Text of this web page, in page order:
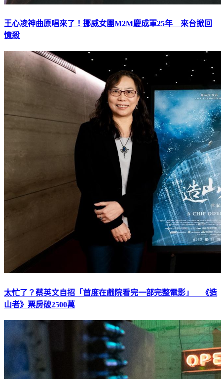
王心凌神曲原唱來了！挪威女團M2M慶成軍25年 來台掀回
憶殺
太忙了？蔡英文自招「首度在戲院看完一部完整電影」 《造
山者》票房破2500萬